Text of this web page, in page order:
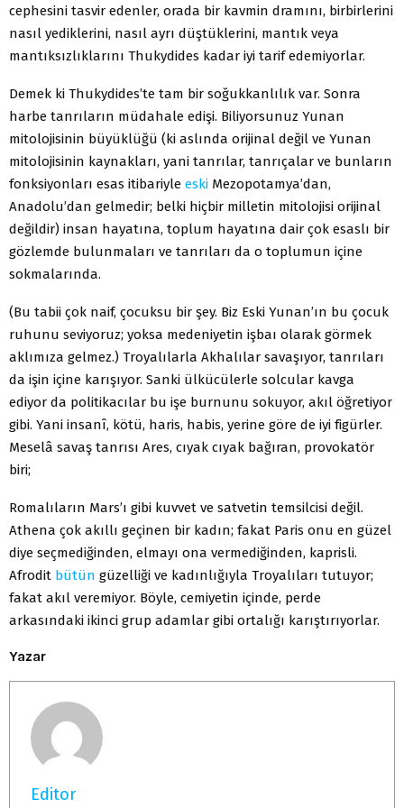
cephesini tasvir edenler, orada bir kavmin dramını, birbirlerini
nasıl yediklerini, nasıl ayrı düştüklerini, mantık veya
mantıksızlıklarını Thukydides kadar iyi tarif edemiyorlar.
Demek ki Thukydides’te tam bir soğukkanlılık var. Sonra
harbe tanrıların müdahale edişi. Biliyorsunuz Yunan
mitolojisinin büyüklüğü (ki aslında orijinal değil ve Yunan
mitolojisinin kaynakları, yani tanrılar, tanrıçalar ve bunların
fonksiyonları esas itibariyle eski Mezopotamya’dan,
Anadolu’dan gelmedir; belki hiçbir milletin mitolojisi orijinal
değildir) insan hayatına, toplum hayatına dair çok esaslı bir
gözlemde bulunmaları ve tanrıları da o toplumun içine
sokmalarında.
(Bu tabii çok naif, çocuksu bir şey. Biz Eski Yunan’ın bu çocuk
ruhunu seviyoruz; yoksa medeniyetin işbaı olarak görmek
aklımıza gelmez.) Troyalılarla Akhalılar savaşıyor, tanrıları
da işin içine karışıyor. Sanki ülkücülerle solcular kavga
ediyor da politikacılar bu işe burnunu sokuyor, akıl öğretiyor
gibi. Yani insanî, kötü, haris, habis, yerine göre de iyi figürler.
Meselâ savaş tanrısı Ares, cıyak cıyak bağıran, provokatör
biri;
Romalıların Mars’ı gibi kuvvet ve satvetin temsilcisi değil.
Athena çok akıllı geçinen bir kadın; fakat Paris onu en güzel
diye seçmediğinden, elmayı ona vermediğinden, kaprisli.
Afrodit bütün güzelliği ve kadınlığıyla Troyalıları tutuyor;
fakat akıl veremiyor. Böyle, cemiyetin içinde, perde
arkasındaki ikinci grup adamlar gibi ortalığı karıştırıyorlar.
Yazar
Editor